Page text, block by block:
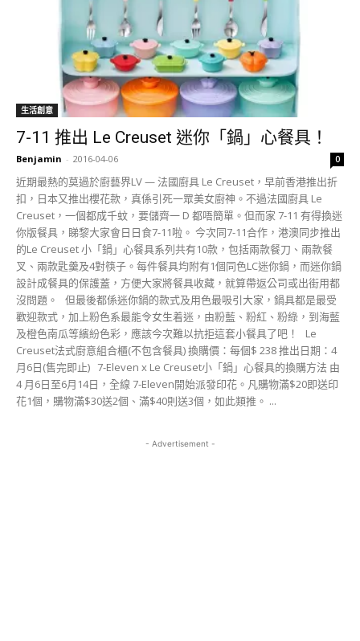
生活創意
7-11 推出 Le Creuset 迷你「鍋」心餐具！
Benjamin - 2016-04-06 0
近期最熱的莫過於廚藝界LV — 法國廚具 Le Creuset，早前香港推出折
扣，日本又推出櫻花款，真係引死一眾美女廚神。不過法國廚具 Le
Creuset，一個都成千蚊，要儲齊一 D 都唔簡單。但而家 7-11 有得換迷
你版餐具，睇黎大家會日日食7-11啦。 今次同7-11合作，港澳同步推出
的Le Creuset 小「鍋」心餐具系列共有10款，包括兩款餐刀、兩款餐
叉、兩款匙羹及4對筷子。每件餐具均附有1個同色LC迷你鍋，而迷你鍋
設計成餐具的保護蓋，方便大家將餐具收藏，就算帶返公司或出街用都
沒問題。 但最後都係迷你鍋的款式及用色最吸引大家，鍋具都是最受
歡迎款式，加上粉色系最能令女生着迷，由粉藍、粉紅、粉綠，到海藍
及橙色南瓜等繽紛色彩，應該今次難以抗拒這套小餐具了吧！ Le
Creuset法式廚意組合櫃(不包含餐具) 換購價：每個$ 238 推出日期：4
月6日(售完即止) 7-Eleven x Le Creuset小「鍋」心餐具的換購方法 由
4 月6日至6月14日，全線 7-Eleven開始派發印花。凡購物滿$20即送印
花1個，購物滿$30送2個、滿$40則送3個，如此類推。 ...
- Advertisement -